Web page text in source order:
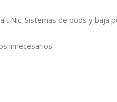
Nic: Sistemas de pods y baja
innecesarios